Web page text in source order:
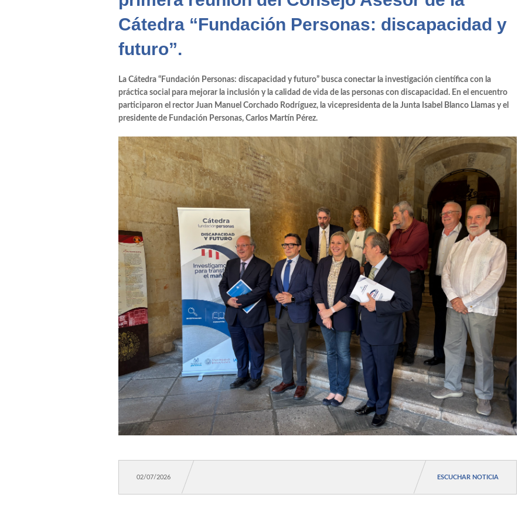
Carlos Fortea. Tormenta de polvo fino
Legal Innova
Maria José Bruña Bragado
Silvia Pérez. FELUPUS
Clínica Odontológica
Sonia Díez. EducAcción
Paco Romera director Centro de Profesorado de Granada
Fernando Pampín. Patrimonio Artístico
José Nieto. Músico
Mar Santamaría. Promofarma by Doc Morris
Jennifer Martínez Ferrero. Directora de la Unidad de Excelencia GECOS
Cátedra “Fundación Personas: discapacidad y
futuro”.
La Cátedra “Fundación Personas: discapacidad y futuro” busca conectar la investigación científica con la
práctica social para mejorar la inclusión y la calidad de vida de las personas con discapacidad. En el encuentro
participaron el rector Juan Manuel Corchado Rodríguez, la vicepresidenta de la Junta Isabel Blanco Llamas y el
presidente de Fundación Personas, Carlos Martín Pérez.
02/07/2026 ESCUCHAR NOTICIA